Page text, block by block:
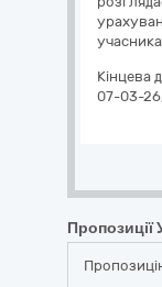
Кінцева
07-03-
Пропозиції